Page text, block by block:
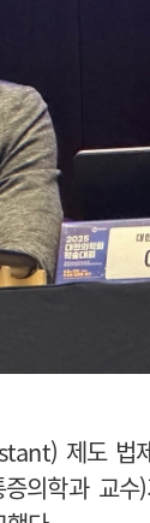
제도 법
의학과 교